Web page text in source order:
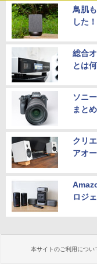
5
鳥肌
した！
総合
とは
ソニ
まとめ
クリ
アオ
ロジ
本サイトのご利用につい